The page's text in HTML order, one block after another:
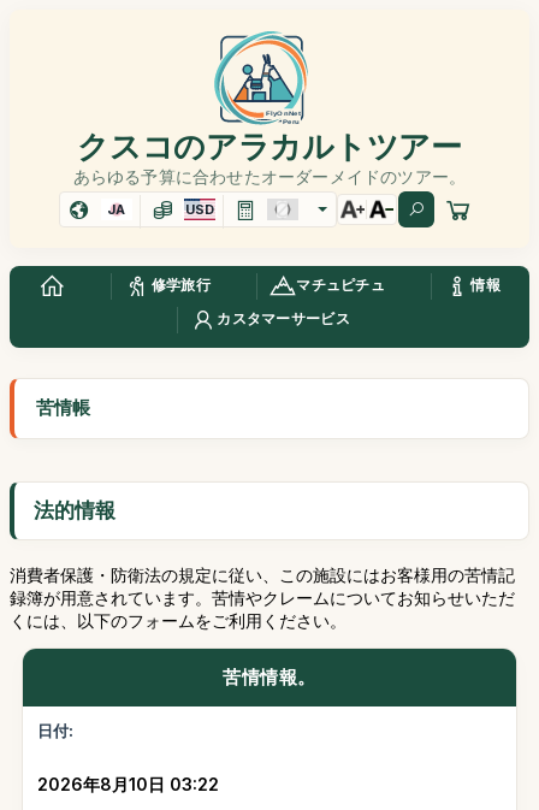
クスコのアラカルトツアー
あらゆる予算に合わせたオーダーメイドのツアー。
JA USD
修学旅行 マチュピチュ
情報
カスタマーサービス
苦情帳
法的情報
消費者保護・防衛法の規定に従い、この施設にはお客様用の苦情記
録簿が用意されています。苦情やクレームについてお知らせいただ
くには、以下のフォームをご利用ください。
苦情情報。
日付:
2026年8月10日 03:22